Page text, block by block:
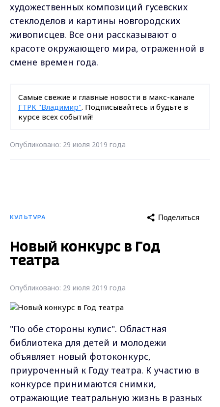
художественных композиций гусевских
стеклоделов и картины новгородских
живописцев. Все они рассказывают о
красоте окружающего мира, отраженной в
смене времен года.
Самые свежие и главные новости в макс-канале
ГТРК "Владимир". Подписывайтесь и будьте в
курсе всех событий!
Опубликовано: 29 июля 2019 года
КУЛЬТУРА Поделиться
Новый конкурс в Год
театра
Опубликовано: 29 июля 2019 года
"По обе стороны кулис". Областная
библиотека для детей и молодежи
объявляет новый фотоконкурс,
приуроченный к Году театра. К участию в
конкурсе принимаются снимки,
отражающие театральную жизнь в разных